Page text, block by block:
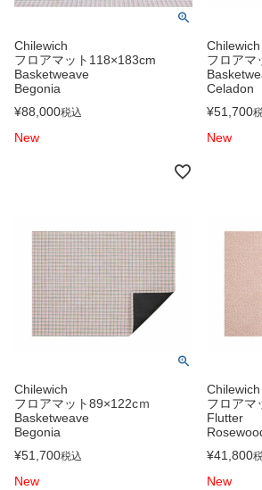
Chilewich
フロアマット118×183cm
Basketweave
Begonia
¥88,000税込
New
Chilewich
フロアマ
Celadon
¥51,700
New
Chilewich
フロアマット89×122cｍ
Basketweave
Begonia
¥51,700税込
New
Chilewich
フロアマ
Flutter
¥41,800
New